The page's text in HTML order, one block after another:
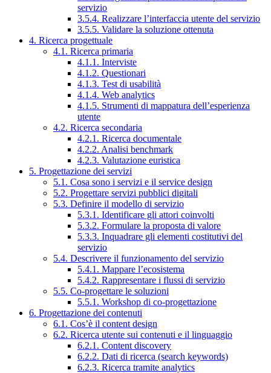
servizio
3.5.4. Realizzare l’interfaccia utente del servizio
3.5.5. Validare la soluzione ottenuta
4. Ricerca progettuale
4.1. Ricerca primaria
4.1.1. Interviste
4.1.2. Questionari
4.1.3. Test di usabilità
4.1.4. Web analytics
4.1.5. Strumenti di mappatura dell’esperienza
utente
4.2. Ricerca secondaria
4.2.1. Ricerca documentale
4.2.2. Analisi benchmark
4.2.3. Valutazione euristica
5. Progettazione dei servizi
5.1. Cosa sono i servizi e il service design
5.2. Progettare servizi pubblici digitali
5.3. Definire il modello di servizio
5.3.1. Identificare gli attori coinvolti
5.3.2. Formulare la proposta di valore
5.3.3. Inquadrare gli elementi costitutivi del
servizio
5.4. Descrivere il funzionamento del servizio
5.4.1. Mappare l’ecosistema
5.4.2. Rappresentare i flussi di servizio
5.5. Co-progettare le soluzioni
5.5.1. Workshop di co-progettazione
6. Progettazione dei contenuti
6.1. Cos’è il content design
6.2. Ricerca utente sui contenuti e il linguaggio
6.2.1. Content discovery
6.2.2. Dati di ricerca (search keywords)
6.2.3. Ricerca tramite analytics